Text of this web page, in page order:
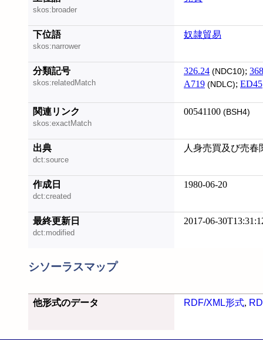
skos:broader
下位語
skos:narrower
奴隷貿易
分類記号
skos:relatedMatch
326.24 (NDC10);
A719 (NDLC); ED45
関連リンク
skos:exactMatch
00541100 (BSH4)
出典
dct:source
人身売買及び売
作成日
dct:created
1980-06-20
最終更新日
dct:modified
2017-06-
シソーラスマップ
他形式のデータ RDF/XML形式,